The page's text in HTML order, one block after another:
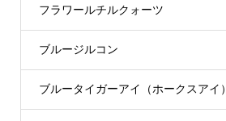
フラワールチルクォーツ
ブルージルコン
ブルータイガーアイ（ホークスアイ）